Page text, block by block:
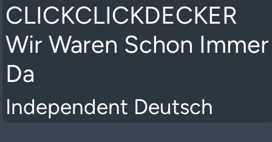
CLICKCLICKDECKER
Wir Waren Schon Immer
Da
Independent Deutsch